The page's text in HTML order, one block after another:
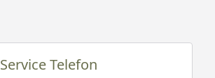
Service Telefon